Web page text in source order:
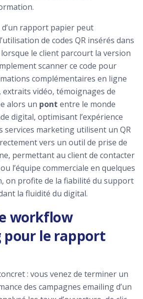
d’un rapport papier peut
de codes QR insérés dans
le client parcourt la version
scanner ce code pour
complémentaires en ligne
extraits vidéo, témoignages de
alors un pont entre le monde
digital, optimisant l’expérience
services marketing utilisent un QR
vers un outil de prise de
permettant au client de contacter
l’équipe commerciale en quelques
on profite de la fiabilité du support
la fluidité du digital.
workflow
le rapport
: vous venez de terminer un
des campagnes emailing d’un